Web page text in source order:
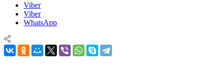
Viber
Viber
WhatsApp